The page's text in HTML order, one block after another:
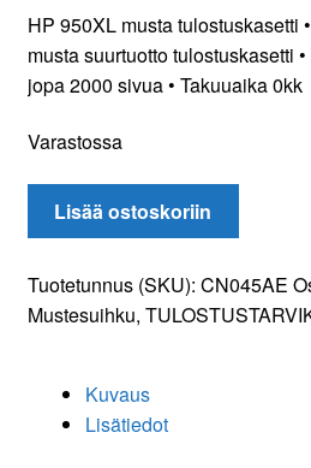
HP 950XL musta tulostuskasetti
musta suurtuotto tulostuskasetti
jopa 2000 sivua • Takuuaika 0kk
Varastossa
950XL
tulostuskasetti
määrä
Lisää ostoskoriin
Tuotetunnus (SKU): CN045AE
Mustesuihku,
Kuvaus
Lisätiedot